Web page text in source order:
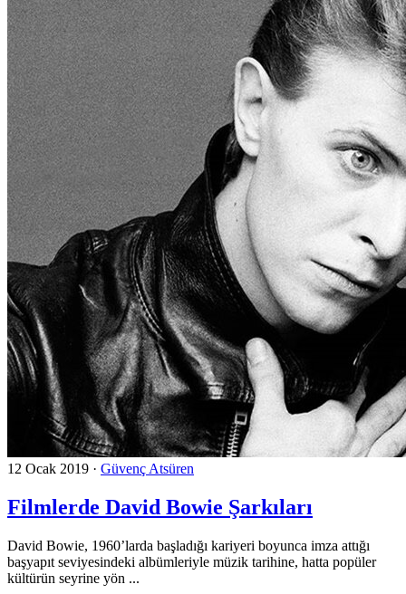
12 Ocak 2019 · Güvenç Atsüren
Filmlerde David Bowie Şarkıları
David Bowie, 1960’larda başladığı kariyeri boyunca imza attığı
başyapıt seviyesindeki albümleriyle müzik tarihine, hatta popüler
kültürün seyrine yön ...